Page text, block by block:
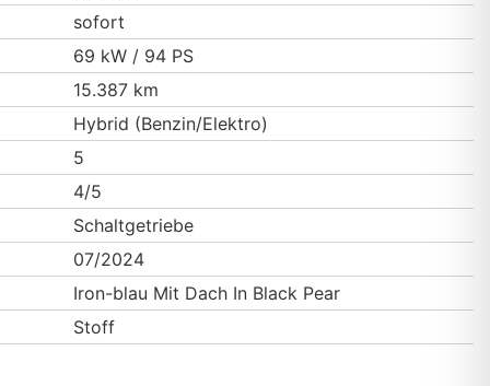
sofort
69 kW / 94 PS
15.387 km
Hybrid (Benzin/Elektro)
5
4/5
Schaltgetriebe
07/2024
Iron-blau Mit Dach In Black Pear
Stoff